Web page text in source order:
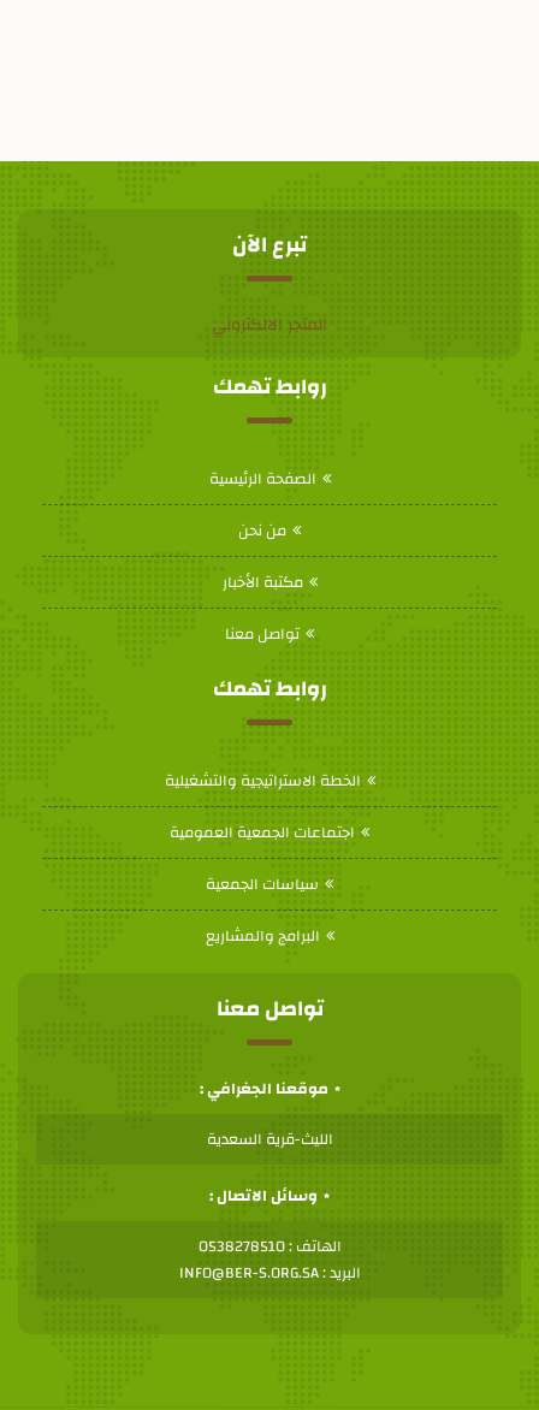
تبرع الآن
المتجر الالكتروني
روابط تهمك
الصفحة الرئيسية
من نحن
مكتبة الأخبار
تواصل معنا
روابط تهمك
الخطة الاستراتيجية والتشغيلية
اجتماعات الجمعية العمومية
سياسات الجمعية
البرامج والمشاريع
تواصل معنا
موقعنا الجغرافي :
الليث-قرية السعدية
وسائل الاتصال :
الهاتف : 0538278510
البريد : INFO@BER-S.ORG.SA